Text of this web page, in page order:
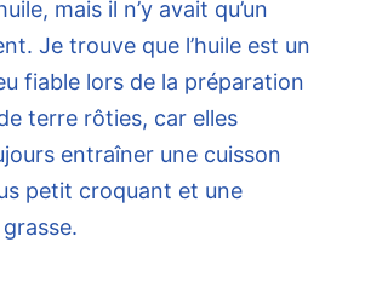
mais il n’y avait qu’un
Je trouve que l’huile est un
fiable lors de la préparation
terre rôties, car elles
entraîner une cuisson
petit croquant et une